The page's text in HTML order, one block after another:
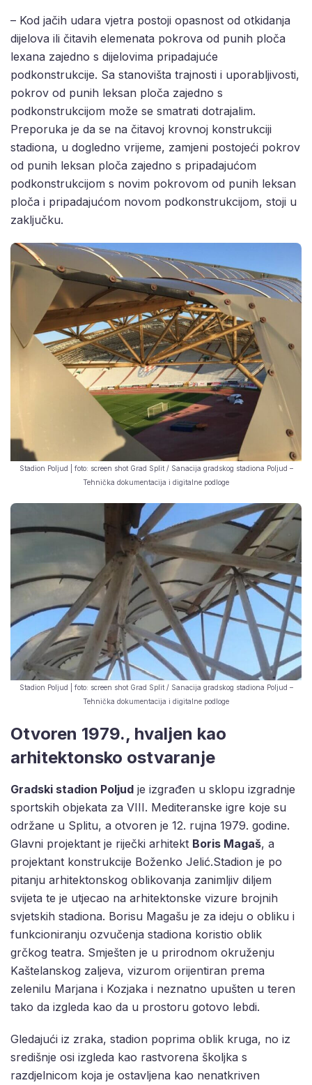
– Kod jačih udara vjetra postoji opasnost od otkidanja
dijelova ili čitavih elemenata pokrova od punih ploča
lexana zajedno s dijelovima pripadajuće
podkonstrukcije. Sa stanovišta trajnosti i uporabljivosti,
pokrov od punih leksan ploča zajedno s
podkonstrukcijom može se smatrati dotrajalim.
Preporuka je da se na čitavoj krovnoj konstrukciji
stadiona, u dogledno vrijeme, zamjeni postojeći pokrov
od punih leksan ploča zajedno s pripadajućom
podkonstrukcijom s novim pokrovom od punih leksan
ploča i pripadajućom novom podkonstrukcijom, stoji u
zaključku.
Stadion Poljud | foto: screen shot Grad Split / Sanacija gradskog stadiona Poljud –
Tehnička dokumentacija i digitalne podloge
Stadion Poljud | foto: screen shot Grad Split / Sanacija gradskog stadiona Poljud –
Tehnička dokumentacija i digitalne podloge
Otvoren 1979., hvaljen kao
arhitektonsko ostvaranje
Gradski stadion Poljud je izgrađen u sklopu izgradnje
sportskih objekata za VIII. Mediteranske igre koje su
održane u Splitu, a otvoren je 12. rujna 1979. godine.
Glavni projektant je riječki arhitekt Boris Magaš, a
projektant konstrukcije Boženko Jelić.Stadion je po
pitanju arhitektonskog oblikovanja zanimljiv diljem
svijeta te je utjecao na arhitektonske vizure brojnih
svjetskih stadiona. Borisu Magašu je za ideju o obliku i
funkcioniranju ozvučenja stadiona koristio oblik
grčkog teatra. Smješten je u prirodnom okruženju
Kaštelanskog zaljeva, vizurom orijentiran prema
zelenilu Marjana i Kozjaka i neznatno upušten u teren
tako da izgleda kao da u prostoru gotovo lebdi.
Gledajući iz zraka, stadion poprima oblik kruga, no iz
središnje osi izgleda kao rastvorena školjka s
razdjelnicom koja je ostavljena kao nenatkriven